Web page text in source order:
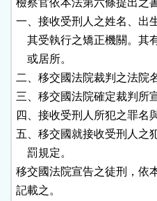
檢察官依本法第六條提出之
一、接收受刑人之姓名、出
其受執行之矯正機關。
    或居所。
二、移交國法院裁判之法院
三、移交國法院確定裁判所
四、接收受刑人所犯之罪名
五、移交國就接收受刑人之
    罰規定。
移交國法院宣告之徒刑，依
記載之。